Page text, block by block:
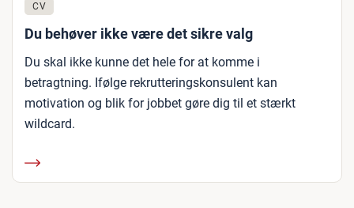
CV
Du behøver ikke være det sikre valg
Du skal ikke kunne det hele for at komme i
betragtning. Ifølge rekrutteringskonsulent kan
motivation og blik for jobbet gøre dig til et stærkt
wildcard.